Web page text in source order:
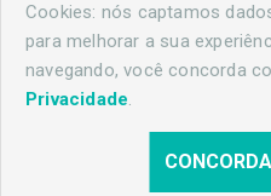
© 2026 Maringá Histórica.
Cookies: nós captamos
para melhorar a sua
navegando, você concorda
Privacidade.